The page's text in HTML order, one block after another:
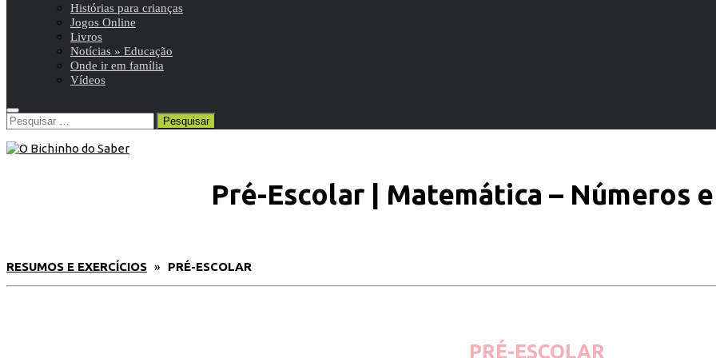
Histórias para crianças
Jogos Online
Livros
Notícias » Educação
Onde ir em família
Vídeos
Pesquisar
por:
Pré-Escolar | Matemática – Números
RESUMOS E EXERCÍCIOS » PRÉ-ESCOLAR
PRÉ-ESCOLAR